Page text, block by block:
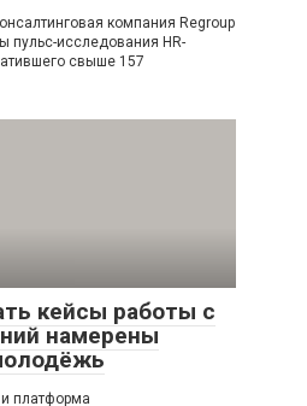
компания Regroup
пульс-исследования HR-
свыше 157
кейсы работы с
намерены
платформа